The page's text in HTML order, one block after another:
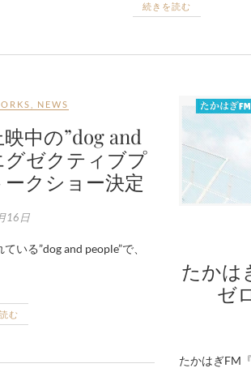
続きを読む
NEWS
中の”dog and
グゼクティブプ
クショー決定
16日
いる”dog and people”で、
む
たかは
ゼ
たかはぎFM